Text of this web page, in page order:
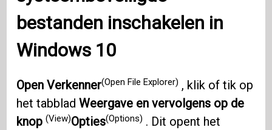
bestanden inschakelen in
Windows 10
Open Verkenner(Open File Explorer) , klik of tik op
het tabbladWeergave en vervolgens op de
knop(View)Opties(Options) . Dit opent het